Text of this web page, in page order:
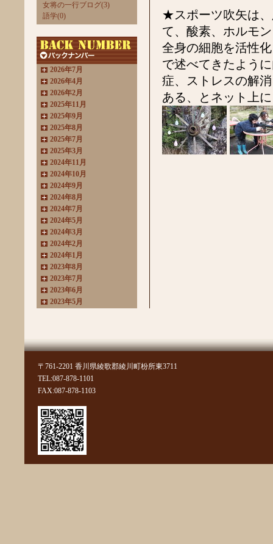
女将の一行ブログ(3)
語学(0)
2026年7月
2026年4月
2026年2月
2025年11月
2025年9月
2025年8月
2025年7月
2025年3月
2024年11月
2024年10月
2024年9月
2024年8月
2024年7月
2024年5月
2024年3月
2024年2月
2024年1月
2023年8月
2023年7月
2023年6月
2023年5月
2022年10月
2022年7月
2022年6月
2022年4月
2022年3月
2022年2月
2022年1月
2021年11月
2021年10月
2021年9月
★スポーツ吹矢は
て、酸素、ホルモ
全身の細胞を活性
で述べてきたよう
症、ストレスの解
ある、とネット上
〒761-2201 香川県綾歌郡綾川町枌所東3711
TEL:087-878-1101
FAX:087-878-1103